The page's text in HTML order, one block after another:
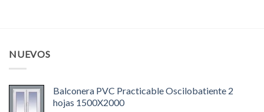
NUEVOS
Balconera PVC Practicable Oscilobatiente 2
hojas 1500X2000